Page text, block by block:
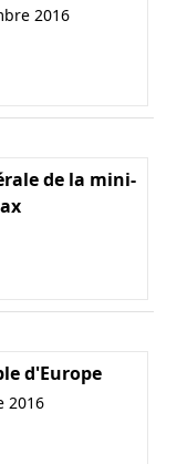
2016
de la mini-
d'Europe
2016